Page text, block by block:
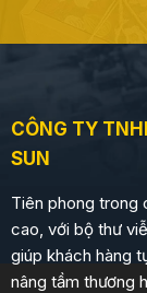
CÔNG TY
SUN
Tiên phong trong
cao, với bộ thư
giúp khách hàng
nâng tầm thương